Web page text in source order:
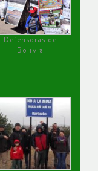
Defensoras de
Bolivia